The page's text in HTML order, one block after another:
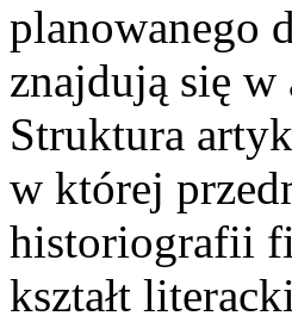
planowanego
znajdują się
Struktura
w której
historiografii
kształt